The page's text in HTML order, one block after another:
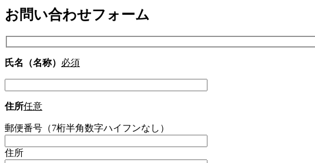
お問い合わせフォーム
氏名（名称） 必須
住所任意
郵便番号（7桁半角数字ハイフンなし）
住所